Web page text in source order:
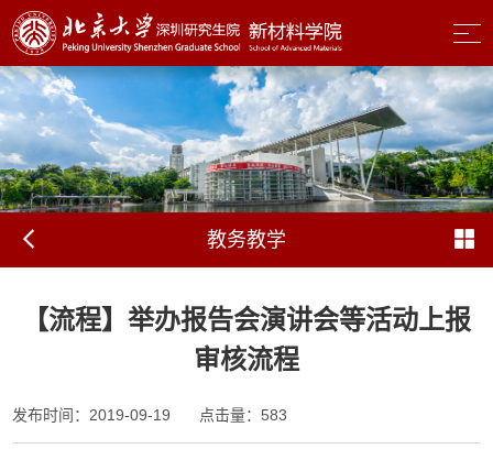
教务教学
【流程】举办报告会演讲会等活动上报
审核流程
发布时间：2019-09-19 点击量：583